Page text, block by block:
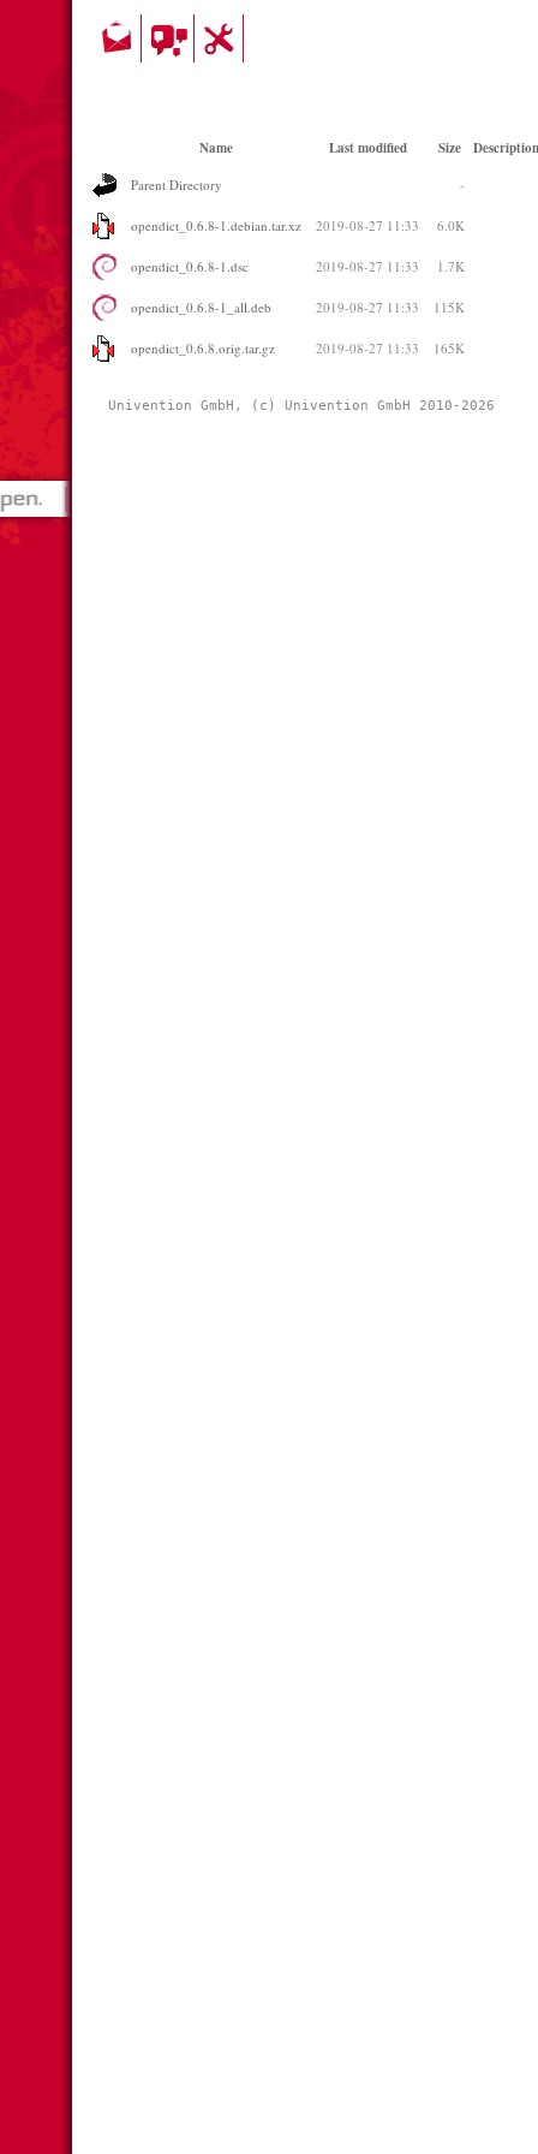
Name Last modified Size Description
Parent Directory -
opendict_0.6.8-1.debian.tar.xz 2019-08-27 11:33 6.0K
opendict_0.6.8-1.dsc 2019-08-27 11:33 1.7K
opendict_0.6.8-1_all.deb 2019-08-27 11:33 115K
opendict_0.6.8.orig.tar.gz 2019-08-27 11:33 165K
Univention GmbH, (c) Univention GmbH 2010-2026